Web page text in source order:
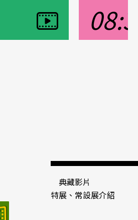
觀看影片
典藏影片
特展、常設展介紹